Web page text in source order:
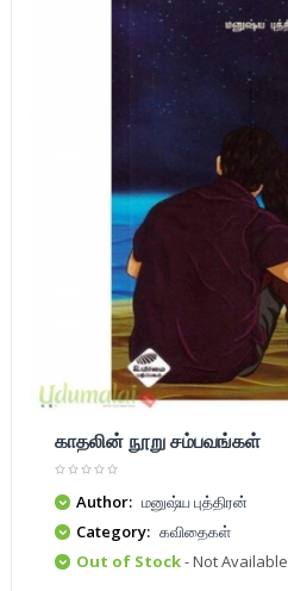
காதலின் நூறு சம்பவங்கள்
Author: மனுஷ்ய புத்திரன்
Category: கவிதைகள்
Out of Stock- Not Available